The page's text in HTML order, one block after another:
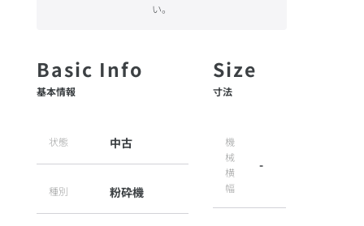
基本情報
状態 中古
種別 粉砕機
寸法
機
械
横
幅
-
い。